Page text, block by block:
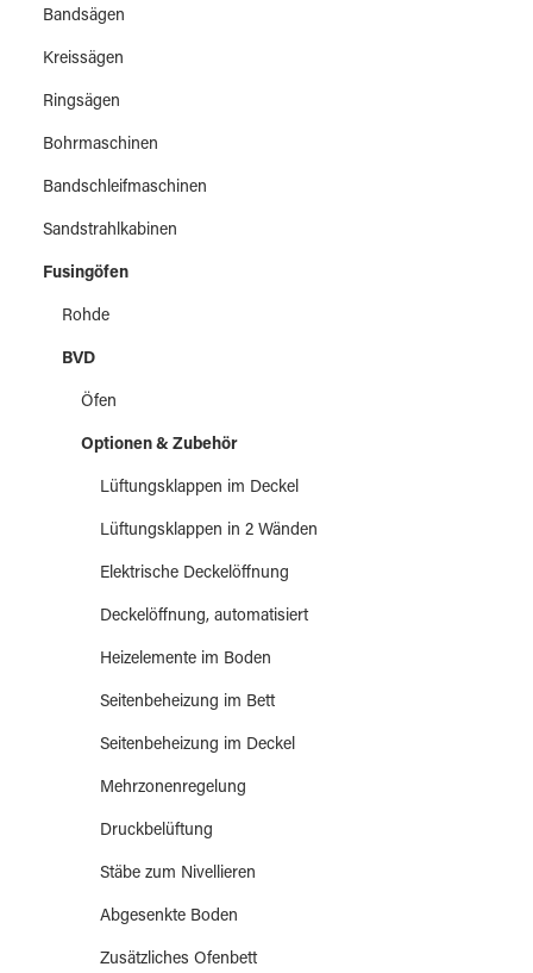
Bandsägen
Kreissägen
Ringsägen
Bohrmaschinen
Bandschleifmaschinen
Sandstrahlkabinen
Fusingöfen
Rohde
BVD
Öfen
Optionen & Zubehör
Lüftungsklappen im Deckel
Lüftungsklappen in 2 Wänden
Elektrische Deckelöffnung
Deckelöffnung, automatisiert
Heizelemente im Boden
Seitenbeheizung im Bett
Seitenbeheizung im Deckel
Mehrzonenregelung
Druckbelüftung
Stäbe zum Nivellieren
Abgesenkte Boden
Zusätzliches Ofenbett